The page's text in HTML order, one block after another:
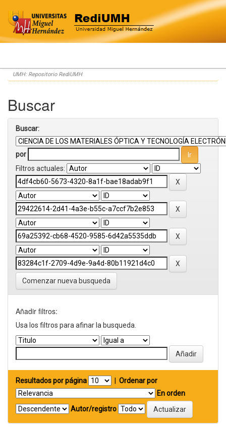
Skip
navigation
UMH: Repositorio RediUMH
Buscar
Buscar:
por
Filtros actuales:
Comenzar nueva busqueda
Añadir filtros:
Usa los filtros para afinar la busqueda.
Resultados por página
Ordenar por
En orden
Autor/registro